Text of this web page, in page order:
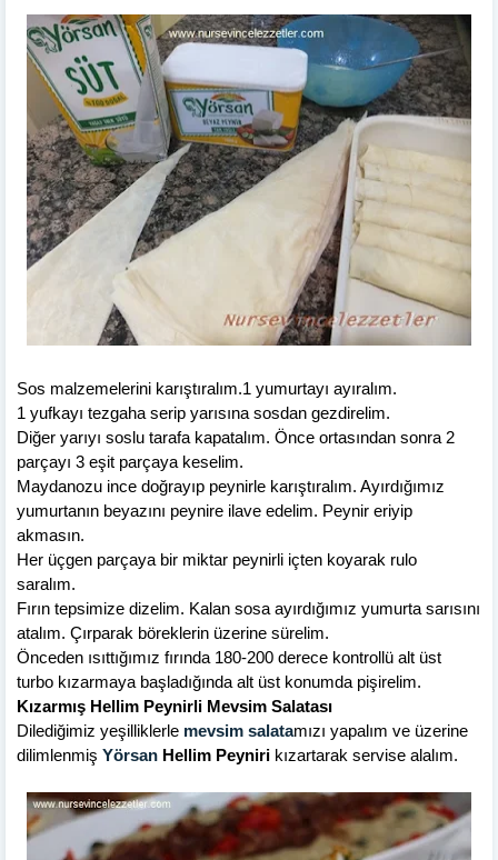
Sos malzemelerini karıştıralım.1 yumurtayı ayıralım.
1 yufkayı tezgaha serip yarısına sosdan gezdirelim.
Diğer yarıyı soslu tarafa kapatalım. Önce ortasından sonra 2
parçayı 3 eşit parçaya keselim.
Maydanozu ince doğrayıp peynirle karıştıralım. Ayırdığımız
yumurtanın beyazını peynire ilave edelim. Peynir eriyip
akmasın.
Her üçgen parçaya bir miktar peynirli içten koyarak rulo
saralım.
Fırın tepsimize dizelim. Kalan sosa ayırdığımız yumurta sarısını
atalım. Çırparak böreklerin üzerine sürelim.
Önceden ısıttığımız fırında 180-200 derece kontrollü alt üst
turbo kızarmaya başladığında alt üst konumda pişirelim.
Kızarmış Hellim Peynirli Mevsim Salatası
Dilediğimiz yeşilliklerle mevsim salatamızı yapalım ve üzerine
dilimlenmiş Yörsan Hellim Peyniri kızartarak servise alalım.